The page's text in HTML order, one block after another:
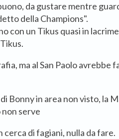
da gustare mentre
della Champions".
con un Tikus quasi in
ma al San Paolo
Bonny in area non visto, la
serve
cerca di fagiani, nulla da fare.